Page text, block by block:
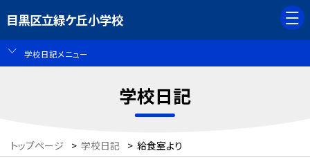
目黒区立緑ケ丘小学校
学校日記メニュー
学校日記
トップページ > 学校日記 > 給食室より